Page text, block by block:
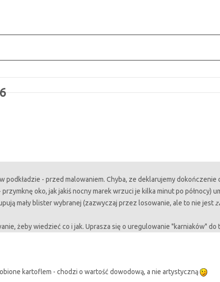
podkładzie - przed malowaniem. Chyba, ze deklarujemy dokończenie
oko, jak jakiś nocny marek wrzuci je kilka minut po północy)
mały blister wybranej (zazwyczaj przez losowanie, ale to nie jest
żeby wiedzieć co i jak. Uprasza się o uregulowanie "karniaków" do
kartoflem - chodzi o wartość dowodową, a nie artystyczną